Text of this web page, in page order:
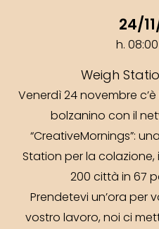
24/
h.
Weigh
Venerdì 24 novembre
bolzanino con il
“CreativeMornings”:
Station per la
200 città in 67
Prendetevi un’ora per
vostro lavoro, noi ci